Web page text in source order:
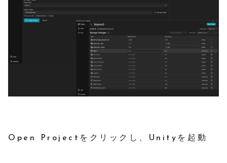
Open Projectをクリックし、Unityを起動